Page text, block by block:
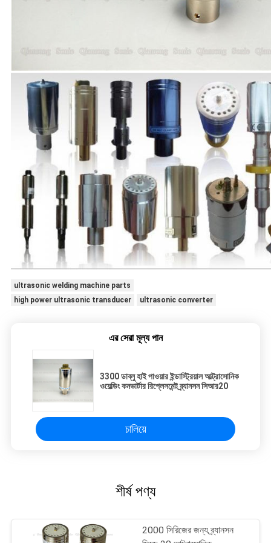
ultrasonic welding machine parts
high power ultrasonic transducer
ultrasonic converter
এর সেরা মূল্য পান
3300 ডাব্লু হাই পাওয়ার ইন্ডাস্ট্রিয়াল আল্ট্রাসোনিক
ওয়েল্ডিং কনভার্টার রিপ্লেসমেন্ট ব্র্যানসন সিআর20
চালিয়ে
শীর্ষ পণ্য
2000 সিরিজের জন্য ব্র্যানসন